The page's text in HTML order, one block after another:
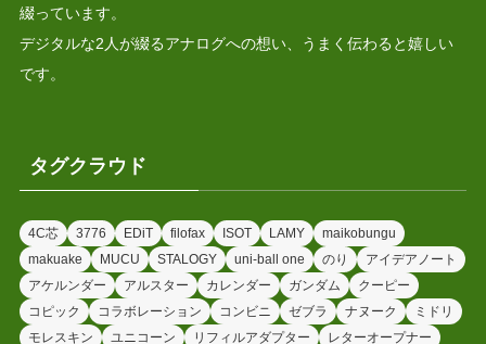
綴っています。
デジタルな2人が綴るアナログへの想い、うまく伝わると嬉しい
です。
タグクラウド
4C芯 3776 EDiT filofax ISOT LAMY
maikobungu
makuake
MUCU STALOGY uni-ball one のり
アイデアノート
アケルンダー
アルスター カレンダー ガンダム
クーピー
コピック
コラボレーション コンビニ ゼブラ ナヌーク
ミドリ
モレスキン
ユニコーン リフィルアダプター レターオープナー